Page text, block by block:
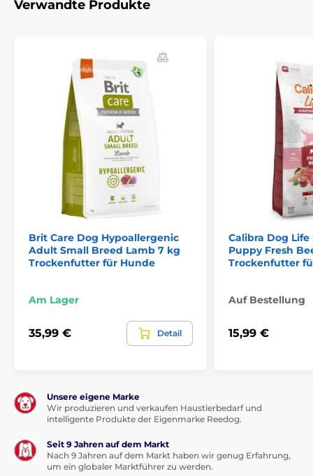
3 %, hydrolysierte Hühnerleber 2 %, Lachsöl 2 %,
getrocknetes Apfelmark 2 %, Hefe,
Zichorienwurzelpulver 0,2 %, getrocknete Ananas 0,1
Glucane 120 mg/kg, Fructo-Oligosaccharide 100
mg/kg), Yucca schidigera 100 mg/kg, getrockneter
Verwandte Produkte
Brit Care Dog Hypoallergenic
Adult Small Breed Lamb 7 kg
Trockenfutter für Hunde
Am Lager
35,99 € Detail
Calibra Dog Life
Puppy Fresh
Trockenfutter
Auf Bestellung
15,99 €
Unsere eigene Marke
Wir produzieren und verkaufen Haustierbedarf und
intelligente Produkte der Eigenmarke Reedog.
Seit 9 Jahren auf dem Markt
Nach 9 Jahren auf dem Markt haben wir genug Erfahrung,
um ein globaler Marktführer zu werden.